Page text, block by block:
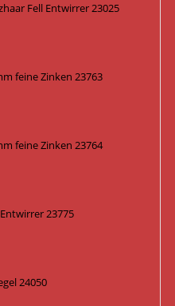
Fell Entwirrer 23025
feine Zinken 23763
feine Zinken 23764
23775
24050